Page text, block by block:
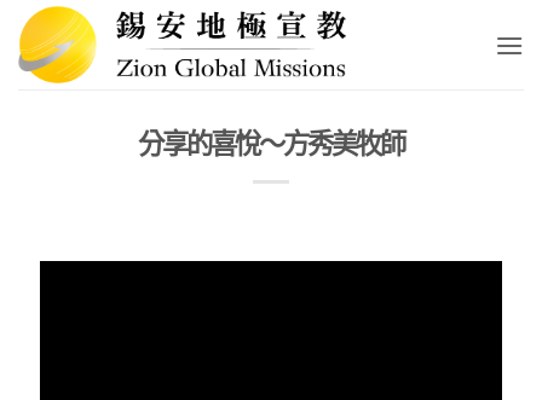
Skip
content
分享的喜悅～方秀美牧師